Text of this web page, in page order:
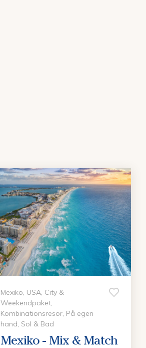
Mexiko, USA, City &
Weekendpaket,
Kombinationsresor, På egen
hand, Sol & Bad
Mexiko - Mix & Match